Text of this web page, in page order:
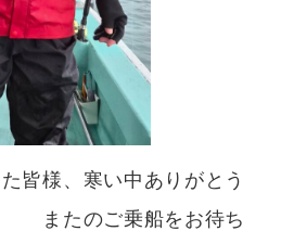
皆様、寒い中ありがとう
たのご乗船をお待ち